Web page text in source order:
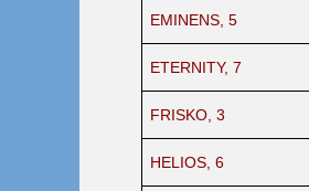
EMINENS, 5
ETERNITY, 7
FRISKO, 3
HELIOS, 6